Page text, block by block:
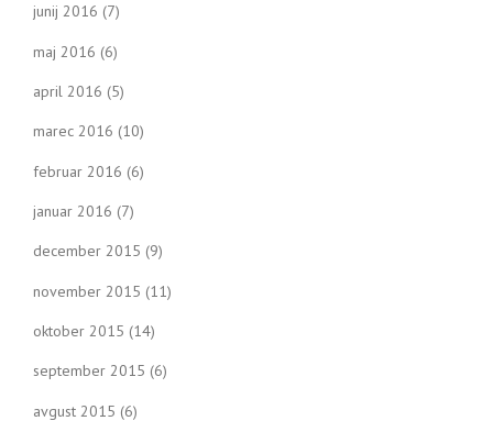
junij 2016 (7)
maj 2016 (6)
april 2016 (5)
marec 2016 (10)
februar 2016 (6)
januar 2016 (7)
december 2015 (9)
november 2015 (11)
oktober 2015 (14)
september 2015 (6)
avgust 2015 (6)